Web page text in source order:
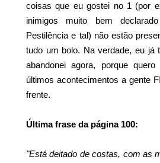
coisas que eu gostei no 1 (por
inimigos muito bem
Pestilência e tal) não estão
tudo um bolo. Na verdade, eu já
abandonei agora, porque
últimos acontecimentos a gente
frente.
Última frase da página 100:
"Está deitado de costas, com as